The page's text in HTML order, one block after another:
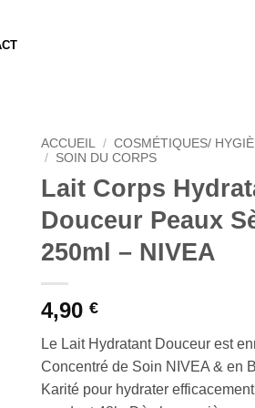
ACCUEIL / COSMÉTIQUES/
/ SOIN DU CORPS
Lait Corps
Douceur Peaux
250ml – NIVEA
4,90 €
Le Lait Hydratant Douceur est
Concentré de Soin NIVEA & en
Karité pour hydrater